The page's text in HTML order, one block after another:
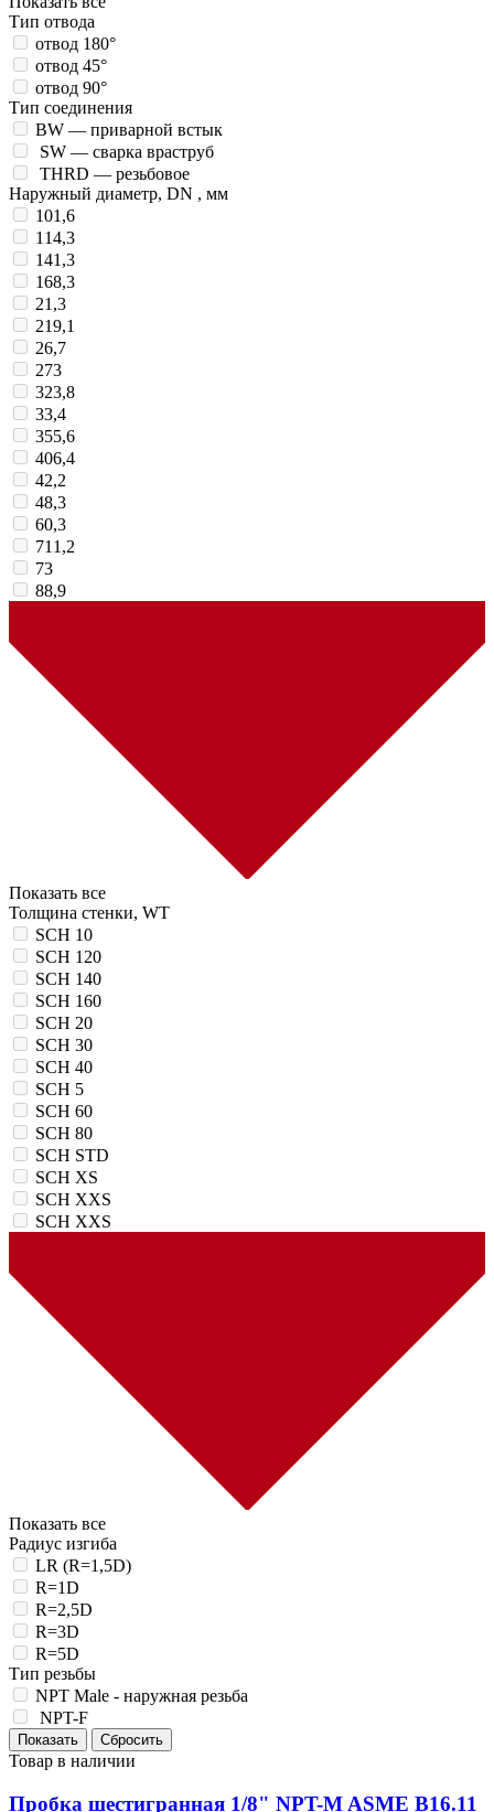
Тип отвода
отвод 180°
отвод 45°
отвод 90°
Тип соединения
BW — приварной встык
SW — сварка враструб
THRD — резьбовое
Наружный диаметр, DN , мм
101,6
114,3
141,3
168,3
21,3
219,1
26,7
273
323,8
33,4
355,6
406,4
42,2
48,3
60,3
711,2
73
88,9
Показать все
Толщина стенки, WT
SCH 10
SCH 120
SCH 140
SCH 160
SCH 20
SCH 30
SCH 40
SCH 5
SCH 60
SCH 80
SCH STD
SCH XS
SCH XXS
SCH XХS
Показать все
Радиус изгиба
LR (R=1,5D)
R=1D
R=2,5D
R=3D
R=5D
Тип резьбы
NPT Male - наружная резьба
NPT-F
Товар в наличии
Пробка шестигранная 1/8" NPT-M ASME B16.11